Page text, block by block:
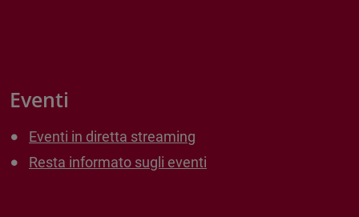
Eventi
Eventi in diretta streaming
Resta informato sugli eventi